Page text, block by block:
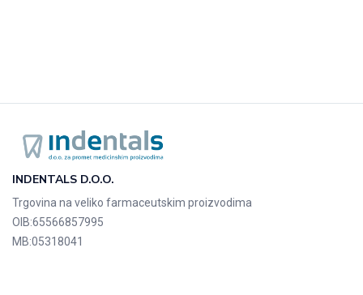
INDENTALS D.O.O.
Trgovina na veliko farmaceutskim proizvodima
OIB:65566857995
MB:05318041